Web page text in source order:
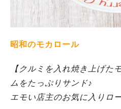
昭和のモカロール
【クルミを入れ焼き上げた
ムをたっぷりサンド♪
エモい店主のお気に入りロ